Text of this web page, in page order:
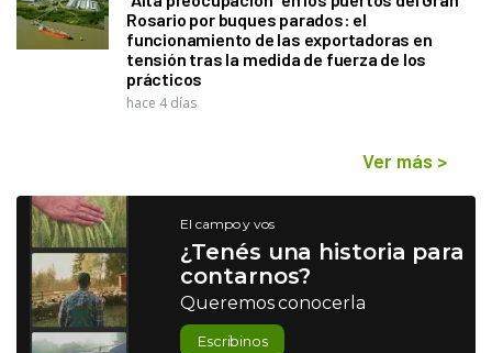
Rosario por buques parados: el
funcionamiento de las exportadoras en
tensión tras la medida de fuerza de los
prácticos
hace 4 días
Ver más >
El campo y vos
¿Tenés una historia para
contarnos?
Queremos conocerla
Escribinos